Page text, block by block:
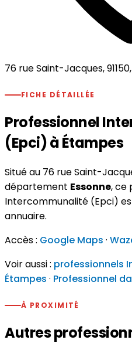
76 rue Saint-Jacques,
FICHE DÉTAILLÉE
Professionnel
(Epci) à Étampes
Situé au 76 rue Saint-
département Essonne, ce
Intercommunalité (Epci)
annuaire.
Accès : Google Maps ·
Voir aussi : professionnels
Étampes · Professionnel
À PROXIMITÉ
Autres